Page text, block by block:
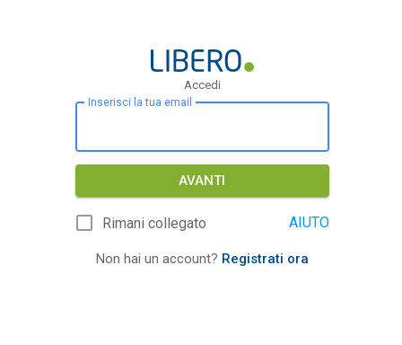
Accedi
Inserisci la tua email
AVANTI
Rimani collegato AIUTO
Non hai un account? Registrati ora